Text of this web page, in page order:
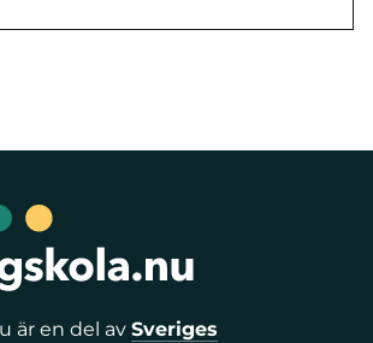
är en del av Sveriges